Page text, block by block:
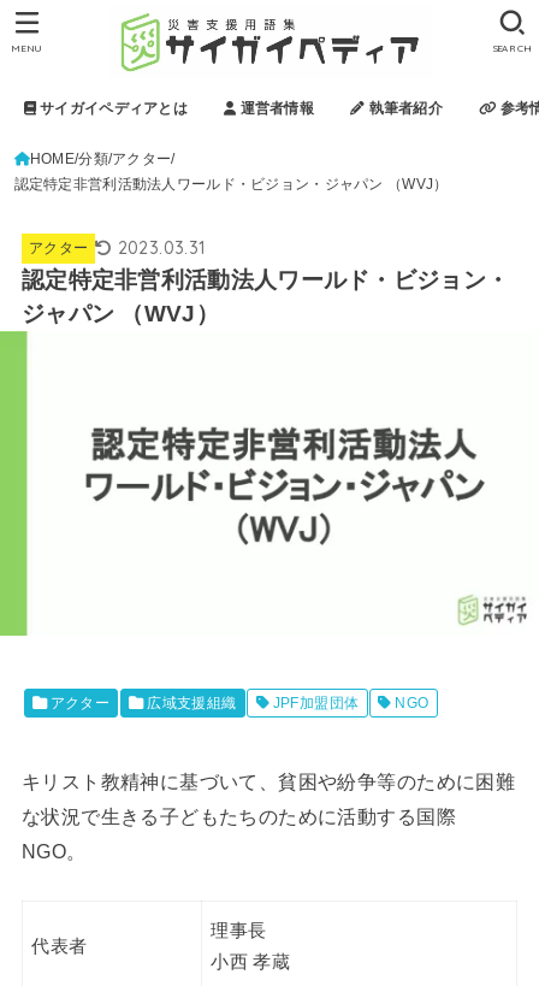
サイガイペディアとは 運営者情報 執筆者紹介 参考
SEARCH
MENU
HOME 分類 アクター
認定特定非営利活動法人ワールド・ビジョン・ジャパン （WVJ）
アクター 2023.03.31
認定特定非営利活動法人ワールド・ビジョン・
ジャパン （WVJ）
アクター 広域支援組織 JPF加盟団体 NGO
キリスト教精神に基づいて、貧困や紛争等のために困難
な状況で生きる子どもたちのために活動する国際
NGO。
代表者
理事長
小西 孝蔵